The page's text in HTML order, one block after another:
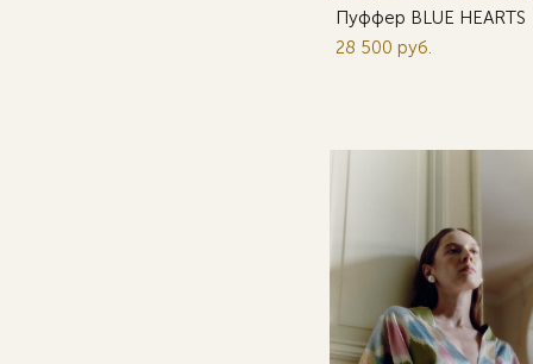
Пуффер BLUE HEARTS
28 500 pуб.